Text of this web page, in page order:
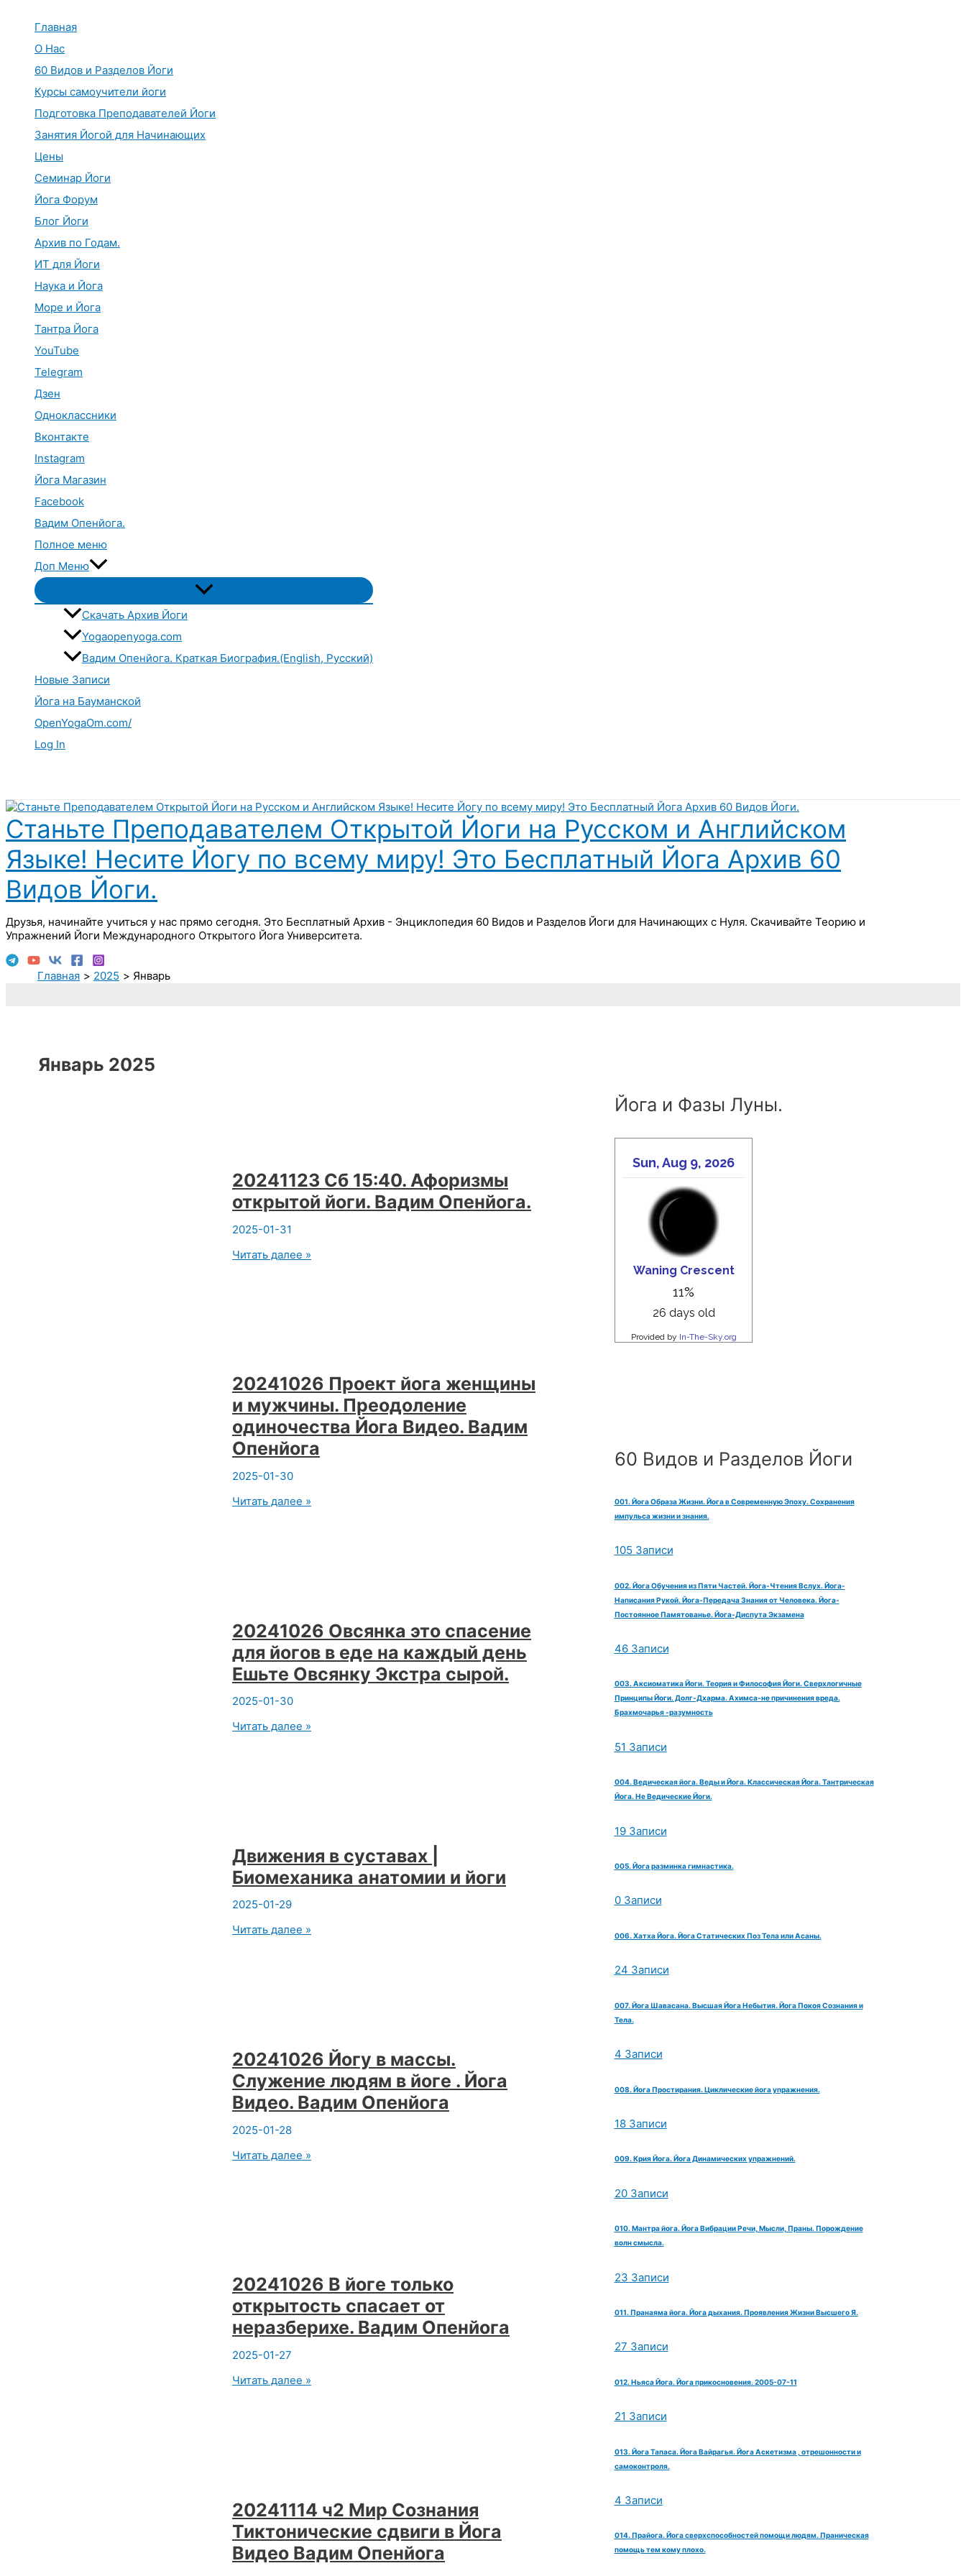
Главная
О Нас
60 Видов и Разделов Йоги
Курсы самоучители йоги
Подготовка Преподавателей Йоги
Занятия Йогой для Начинающих
Цены
Семинар Йоги
Йога Форум
Блог Йоги
Архив по Годам.
ИТ для Йоги
Наука и Йога
Море и Йога
Тантра Йога
YouTube
Telegram
Дзен
Одноклассники
Вконтакте
Instagram
Йога Магазин
Facebook
Вадим Опенйога.
Полное меню
Доп Меню
Переключатель
меню
Скачать Архив Йоги
Yogaopenyoga.com
Вадим Опенйога. Краткая Биография.(English, Русский)
Новые Записи
Йога на Бауманской
OpenYogaOm.com/
Log In
Станьте Преподавателем Открытой Йоги на Русском и Английском
Языке! Несите Йогу по всему миру! Это Бесплатный Йога Архив 60
Видов Йоги.
Друзья, начинайте учиться у нас прямо сегодня. Это Бесплатный Архив - Энциклопедия 60 Видов и Разделов Йоги для Начинающих с Нуля. Скачивайте Теорию и
Упражнений Йоги Международного Открытого Йога Университета.
Главная 2025 Январь
Январь 2025
20241123 Сб 15:40. Афоризмы
открытой йоги. Вадим Опенйога.
2025-01-31
20241123
Читать далее »
20241026 Проект йога женщины
и мужчины. Преодоление
одиночества Йога Видео. Вадим
Опенйога
2025-01-30
20241026
Видео.
Вадим
Опенйога
Читать далее »
20241026 Овсянка это спасение
для йогов в еде на каждый день
Ешьте Овсянку Экстра сырой.
2025-01-30
20241026
каждый
день
Ешьте
Овсянку
Экстра
Читать далее »
Движения в суставах |
Биомеханика анатомии и йоги
2025-01-29
Движения
Читать далее »
20241026 Йогу в массы.
Служение людям в йоге . Йога
Видео. Вадим Опенйога
2025-01-28
20241026
Йога
Видео.
Вадим
Опенйога
Читать далее »
20241026 В йоге только
открытость спасает от
неразберихе. Вадим Опенйога
2025-01-27
20241026
Опенйога
Читать далее »
20241114 ч2 Мир Сознания
Тиктонические сдвиги в Йога
Видео Вадим Опенйога
Йога и Фазы Луны.
60 Видов и Разделов Йоги
001. Йога Образа Жизни. Йога в Современную Эпоху. Сохранения
импульса жизни и знания.
105 Записи
002. Йога Обучения из Пяти Частей. Йога-Чтения Вслух. Йога-
Написания Рукой. Йога-Передача Знания от Человека. Йога-
Постоянное Памятованье. Йога-Диспута Экзамена
46 Записи
003. Аксиоматика Йоги. Теория и Философия Йоги. Сверхлогичные
Принципы Йоги. Долг-Дхарма. Ахимса-не причинения вреда.
Брахмочарья -разумность
51 Записи
004. Ведическая йога. Веды и Йога. Классическая Йога. Тантрическая
Йога. Не Ведические Йоги.
19 Записи
005. Йога разминка гимнастика.
0 Записи
006. Хатха Йога. Йога Статических Поз Тела или Асаны.
24 Записи
007. Йога Шавасана. Высшая Йога Небытия. Йога Покоя Сознания и
Тела.
4 Записи
008. Йога Простирания. Циклические йога упражнения.
18 Записи
009. Крия Йога. Йога Динамических упражнений.
20 Записи
010. Мантра йога. Йога Вибрации Речи, Мысли, Праны. Порождение
волн смысла.
23 Записи
011. Пранаяма йога. Йога дыхания. Проявления Жизни Высшего Я.
27 Записи
012. Ньяса Йога. Йога прикосновения. 2005-07-11
21 Записи
013. Йога Тапаса. Йога Вайрагья. Йога Аскетизма , отрешонности и
самоконтроля.
4 Записи
014. Прайога. Йога сверхспособностей помощи людям. Праническая
помощь тем кому плохо.